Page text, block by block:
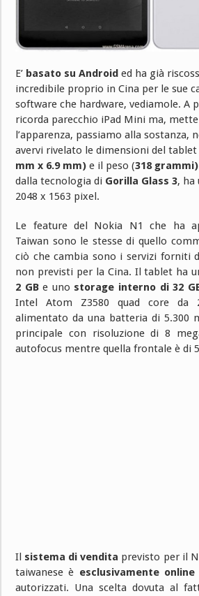
E’ basato su Android ed ha già
incredibile proprio in Cina per le sue
software che hardware, vediamole. A
ricorda parecchio iPad Mini ma,
l’apparenza, passiamo alla sostanza,
avervi rivelato le dimensioni del tablet
mm x 6.9 mm) e il peso (318
dalla tecnologia di Gorilla Glass 3, ha
2048 x 1563 pixel.
Le feature del Nokia N1 che ha
Taiwan sono le stesse di quello
ciò che cambia sono i servizi forniti
non previsti per la Cina. Il tablet ha
2 GBe uno storage interno di 32
Intel Atom Z3580 quad core da
alimentato da una batteria di 5.300
principale con risoluzione di 8
autofocus mentre quella frontale è di
Il sistema di vendita previsto per il
taiwanese è esclusivamente online
autorizzati. Una scelta dovuta al